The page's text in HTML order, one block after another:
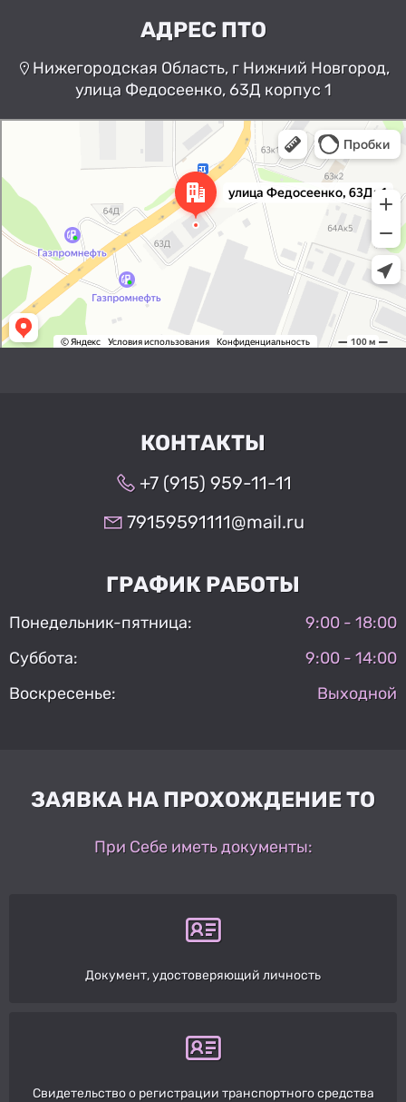
АДРЕС ПТО
Нижегородская Область, г Нижний Новгород,
улица Федосеенко, 63Д корпус 1
Нижний Новгород
Улица Федосеенко, 63Дк1 —
Яндекс Карты
КОНТАКТЫ
+7 (915) 959-11-11
79159591111@mail.ru
ГРАФИК РАБОТЫ
Понедельник-пятница:
9:00 - 18:00
Суббота:
9:00 - 14:00
Воскресенье:
Выходной
ЗАЯВКА НА ПРОХОЖДЕНИЕ ТО
При Себе иметь документы:
Документ, удостоверяющий личность
Свидетельство о регистрации транспортного средства